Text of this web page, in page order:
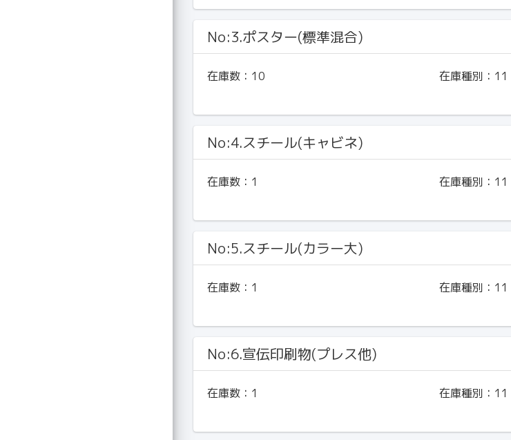
No:3.ポスター(標準混合)
在庫数： 10 在庫種別： 11
No:4.スチール(キャビネ)
在庫数： 1 在庫種別： 11
No:5.スチール(カラー大)
在庫数： 1 在庫種別： 11
No:6.宣伝印刷物(プレス他)
在庫数： 1 在庫種別： 11